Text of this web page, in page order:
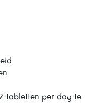
tabletten per dag te